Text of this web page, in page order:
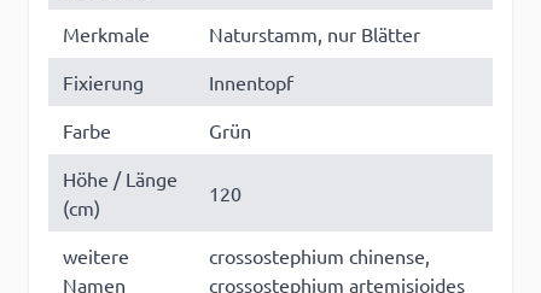
Merkmale
Naturstamm, nur Blätter
Fixierung
Innentopf
Farbe
Grün
Höhe / Länge
(cm)
120
weitere
Namen
crossostephium chinense,
crossostephium artemisioides